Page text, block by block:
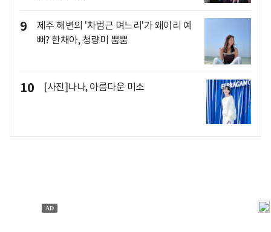
9
제주 해변의 '차범근 며느리'가 왜이리 예
뻐? 한채아, 청량미 뿜뿜
10 [사진]나나, 아름다운 미소